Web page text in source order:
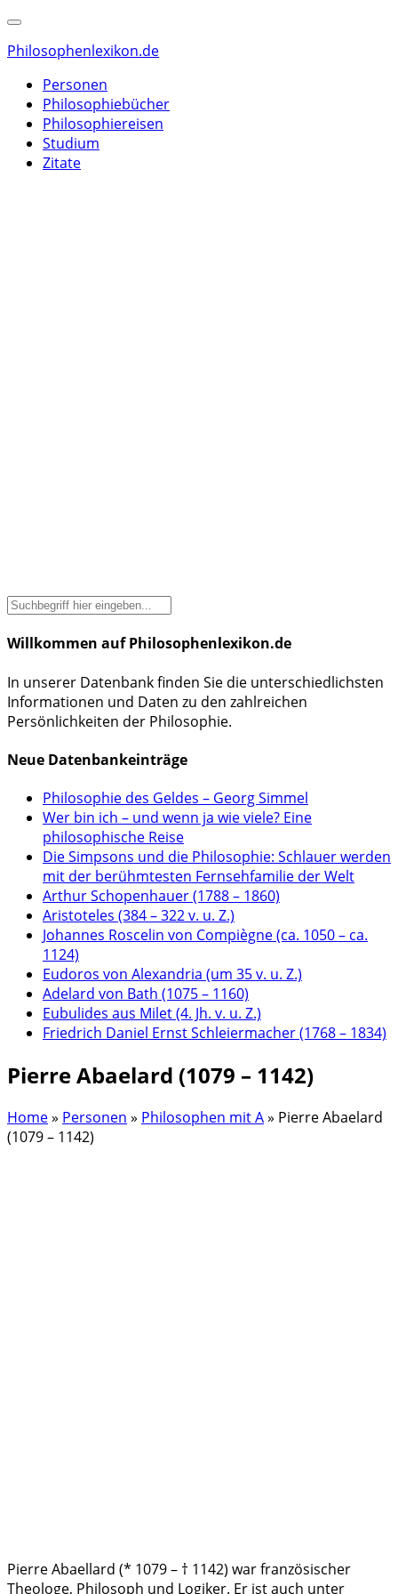
Philosophenlexikon.de
Personen
Philosophiebücher
Philosophiereisen
Studium
Zitate
Willkommen auf Philosophenlexikon.de
In unserer Datenbank finden Sie die unterschiedlichsten
Informationen und Daten zu den zahlreichen
Persönlichkeiten der Philosophie.
Neue Datenbankeinträge
Philosophie des Geldes – Georg Simmel
Wer bin ich – und wenn ja wie viele? Eine
philosophische Reise
Die Simpsons und die Philosophie: Schlauer werden
mit der berühmtesten Fernsehfamilie der Welt
Arthur Schopenhauer (1788 – 1860)
Aristoteles (384 – 322 v. u. Z.)
Johannes Roscelin von Compiègne (ca. 1050 – ca.
1124)
Eudoros von Alexandria (um 35 v. u. Z.)
Adelard von Bath (1075 – 1160)
Eubulides aus Milet (4. Jh. v. u. Z.)
Friedrich Daniel Ernst Schleiermacher (1768 – 1834)
Pierre Abaelard (1079 – 1142)
Home» Personen » Philosophen mit A» Pierre Abaelard
(1079 – 1142)
Pierre Abaellard (* 1079 – † 1142) war französischer
Theologe, Philosoph und Logiker. Er ist auch unter